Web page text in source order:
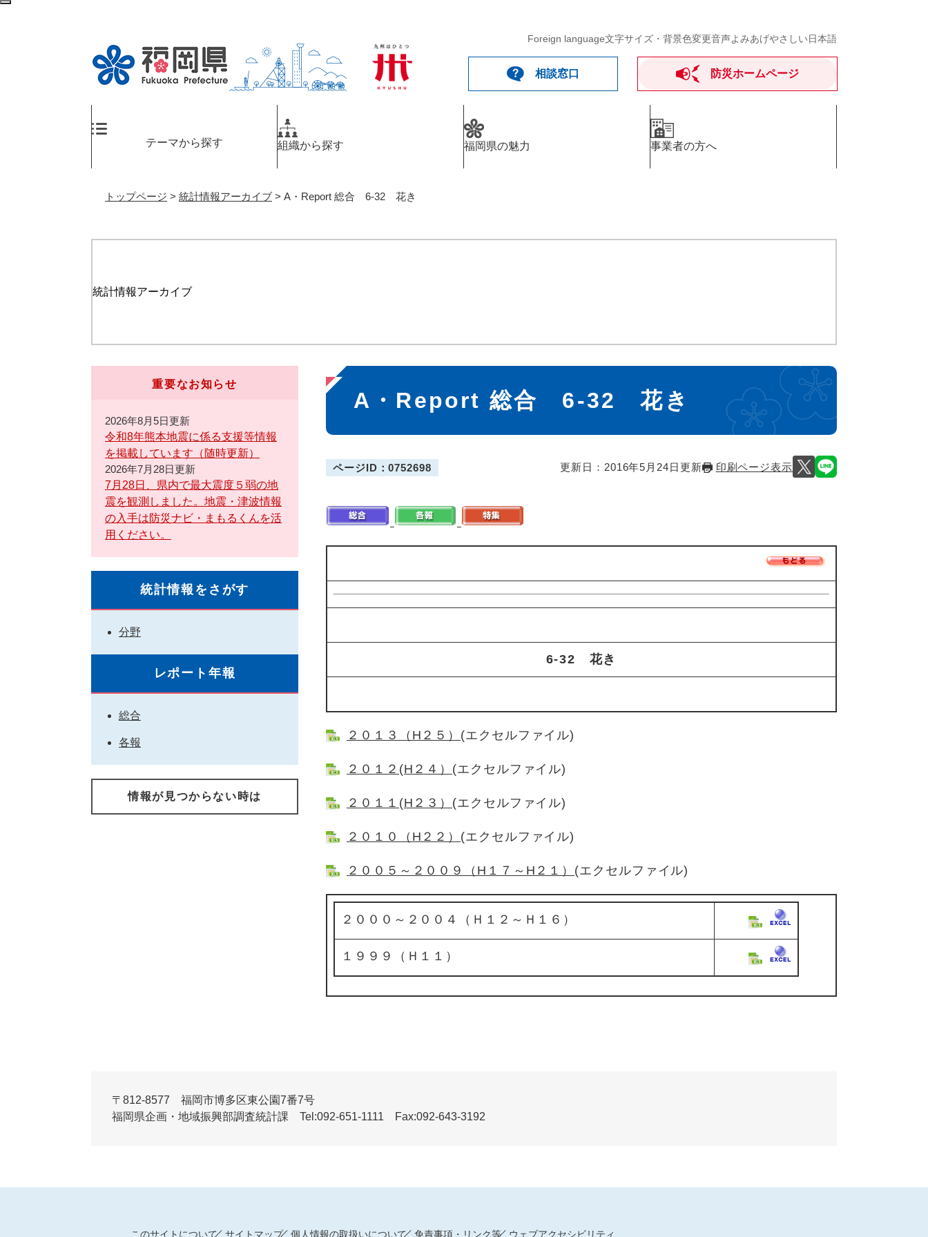
ペ
メ
Foreign language文字サイズ・背景色変更音声よみあげやさしい日本語
相談窓口 防災ホームページ
テーマから探す 組織から探す 福岡県の魅力 事業者の方へ
トップページ > 統計情報アーカイブ > A・Report 総合 6-32 花き
統計情報アーカイブ
本
文
A・Report 総合 6-32 花き
ページID：0752698 更新日：2016年5月24日更新 印刷ページ表示
6-32 花き
２０１３（H２５） (エクセルファイル)
２０１２(H２４） (エクセルファイル)
２０１１(H２３） (エクセルファイル)
２０１０（H２２） (エクセルファイル)
２００５～２００９（H１７～H２１） (エクセルファイル)
２０００～２００４（Ｈ１２～Ｈ１６）
１９９９（Ｈ１１）
重要なお知らせ
2026年8月5日更新
令和8年熊本地震に係る支援等情報
を掲載しています（随時更新）
2026年7月28日更新
7月28日、県内で最大震度５弱の地
震を観測しました。地震・津波情報
の入手は防災ナビ・まもるくんを活
用ください。
統計情報をさがす
分野
レポート年報
総合
各報
情報が見つからない時は
〒812-8577 福岡市博多区東公園7番7号
福岡県企画・地域振興部調査統計課 Tel:092-651-1111 Fax:092-643-3192
このサイトについて サイトマップ 個人情報の取扱いについて 免責事項・リンク等 ウェブアクセシビリティ